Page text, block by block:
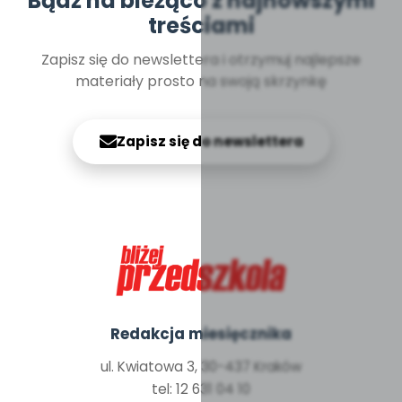
treściami
Zapisz się do newslettera i otrzymuj najlepsze
materiały prosto na swoją skrzynkę
Zapisz się do newslettera
Redakcja miesięcznika
ul. Kwiatowa 3, 30-437 Kraków
tel: 12 631 04 10